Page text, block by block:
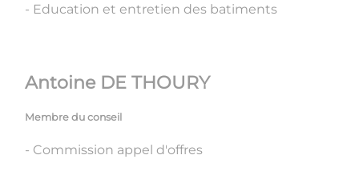
- Education et entretien des batiments
Antoine DE THOURY
Membre du conseil
- Commission appel d'offres